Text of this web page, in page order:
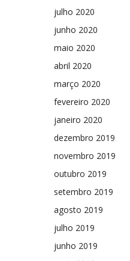
julho 2020
junho 2020
maio 2020
abril 2020
março 2020
fevereiro 2020
janeiro 2020
dezembro 2019
novembro 2019
outubro 2019
setembro 2019
agosto 2019
julho 2019
junho 2019